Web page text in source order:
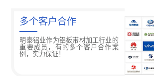
多个客户合作
明泰铝业作为铝板带材加工行业的
重要成员，有的多个客户合作案
例，实力保证！